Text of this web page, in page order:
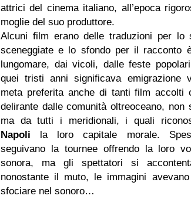
attrici del cinema italiano, all’epoca
moglie del suo produttore.
Alcuni film erano delle traduzioni per lo
sceneggiate e lo sfondo per il racconto
lungomare, dai vicoli, dalle feste
quei tristi anni significava emigrazione
meta preferita anche di tanti film accolti
delirante dalle comunità oltreoceano, non
ma da tutti i meridionali, i quali
Napoli la loro capitale morale.
seguivano la tournee offrendo la loro
sonora, ma gli spettatori si
nonostante il muto, le immagini
sfociare nel sonoro…